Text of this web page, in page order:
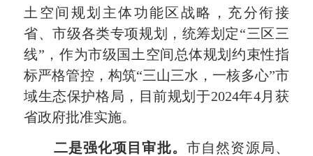
土空间规划主体功能区战略，充分衔接
省、市级各类专项规划，统筹划定“三区三
线”，作为市级国土空间总体规划约束性指
标严格管控，构筑“三山三水，一核多心”市
域生态保护格局，目前规划于2024年4月获
省政府批准实施。
二是强化项目审批。 市自然资源局、